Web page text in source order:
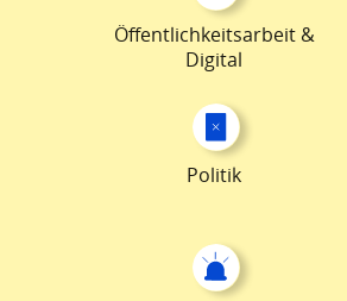
Öffentlichkeitsarbeit &
Digital
Politik